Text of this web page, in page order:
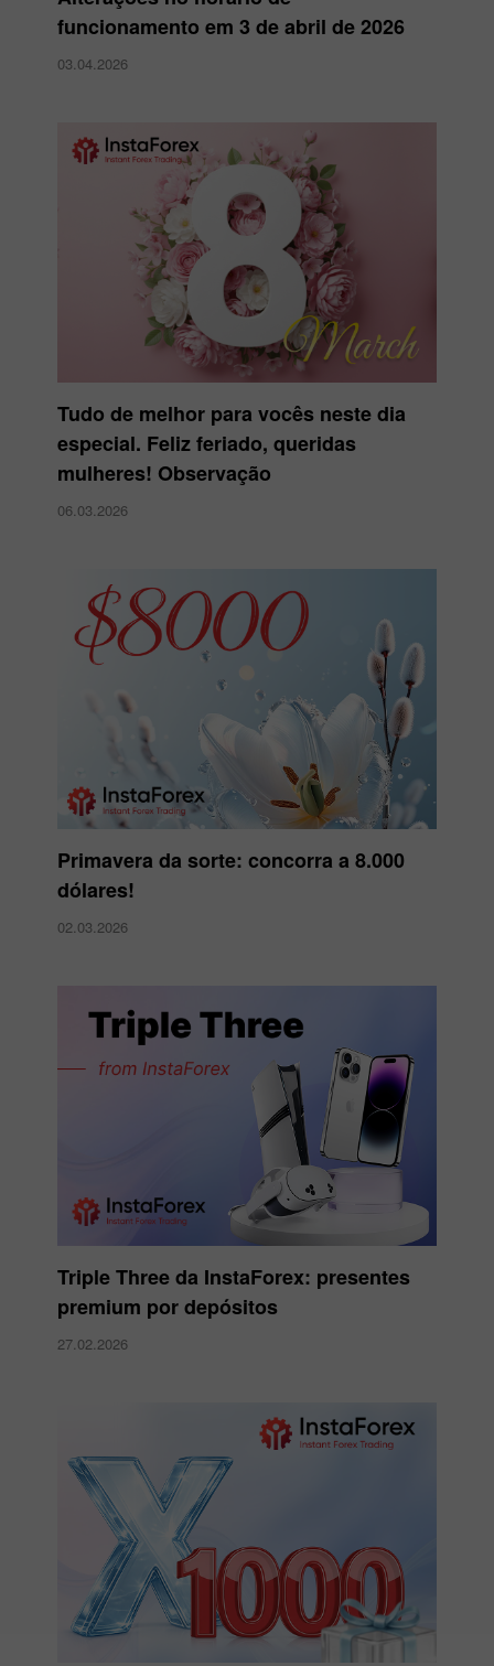
funcionamento em 3 de abril de 2026
03.04.2026
Tudo de melhor para vocês neste dia
especial. Feliz feriado, queridas
mulheres! Observação
06.03.2026
Primavera da sorte: concorra a 8.000
dólares!
02.03.2026
Triple Three da InstaForex: presentes
premium por depósitos
27.02.2026